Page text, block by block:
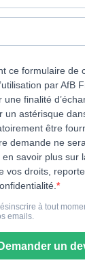
ce formulaire de
par AfB
une finalité
un astérisque
être
demande ne
savoir plus sur
vos droits,
à tout
emails.
Demander un